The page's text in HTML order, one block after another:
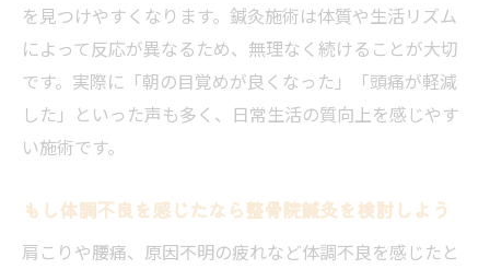
健康美を目指す方のための整骨院鍼灸活用
術
を見つけやすくなります。鍼灸施術は体質や生活リズム
によって反応が異なるため、無理なく続けることが大切
です。実際に「朝の目覚めが良くなった」「頭痛が軽減
した」といった声も多く、日常生活の質向上を感じやす
い施術です。
もし体調不良を感じたなら整骨院鍼灸を検討しよう
肩こりや腰痛、原因不明の疲れなど体調不良を感じたと